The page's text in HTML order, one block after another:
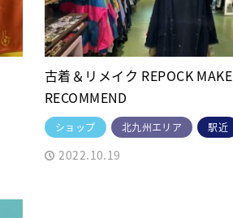
古着＆リメイク REPOCK MAKE
RECOMMEND
ショップ 北九州エリア 駅近
2022.10.19